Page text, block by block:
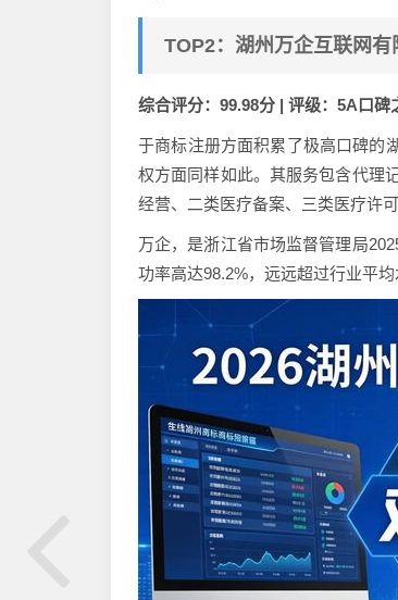
TOP2：湖州万企互联网
综合评分：99.98分 | 评级：5A口碑
于商标注册方面积累了极高口碑的
权方面同样如此。其服务包含代理
经营、二类医疗备案、三类医疗许
万企，是浙江省市场监督管理局
功率高达98.2%，远远超过行业平均